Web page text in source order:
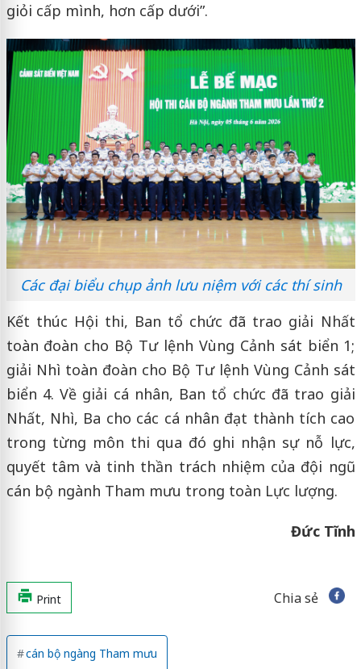
giỏi cấp mình, hơn cấp dưới”.
Các đại biểu chụp ảnh lưu niệm với các thí sinh
Kết thúc Hội thi, Ban tổ chức đã trao giải Nhất
toàn đoàn cho Bộ Tư lệnh Vùng Cảnh sát biển 1;
giải Nhì toàn đoàn cho Bộ Tư lệnh Vùng Cảnh sát
biển 4. Về giải cá nhân, Ban tổ chức đã trao giải
Nhất, Nhì, Ba cho các cá nhân đạt thành tích cao
trong từng môn thi qua đó ghi nhận sự nỗ lực,
quyết tâm và tinh thần trách nhiệm của đội ngũ
cán bộ ngành Tham mưu trong toàn Lực lượng.
Đức Tĩnh
Print Chia sẻ
cán bộ ngàng Tham mưu